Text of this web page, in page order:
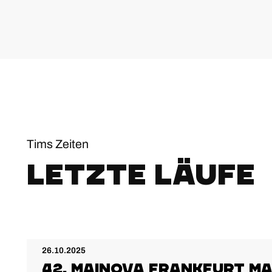
Tims Zeiten
Letzte Läufe
26.10.2025